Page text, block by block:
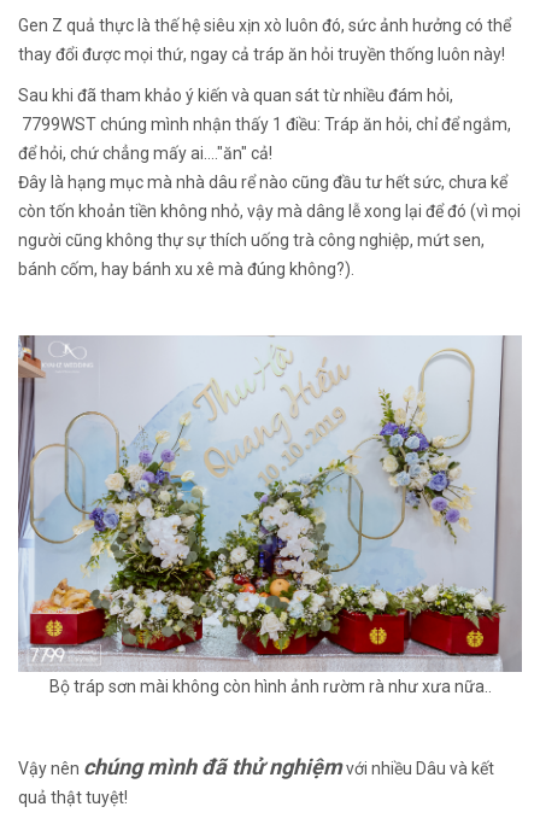
Gen Z quả thực là thế hệ siêu xịn xò luôn đó, sức ảnh hưởng có thể
thay đổi được mọi thứ, ngay cả tráp ăn hỏi truyền thống luôn này!
Sau khi đã tham khảo ý kiến và quan sát từ nhiều đám hỏi,
7799WST chúng mình nhận thấy 1 điều: Tráp ăn hỏi, chỉ để ngắm,
để hỏi, chứ chẳng mấy ai...."ăn" cả!
Đây là hạng mục mà nhà dâu rể nào cũng đầu tư hết sức, chưa kể
còn tốn khoản tiền không nhỏ, vậy mà dâng lễ xong lại để đó (vì mọi
người cũng không thự sự thích uống trà công nghiệp, mứt sen,
bánh cốm, hay bánh xu xê mà đúng không?).
Bộ tráp sơn mài không còn hình ảnh rườm rà như xưa nữa..
Vậy nên chúng mình đã thử nghiệmvới nhiều Dâu và kết
quả thật tuyệt!